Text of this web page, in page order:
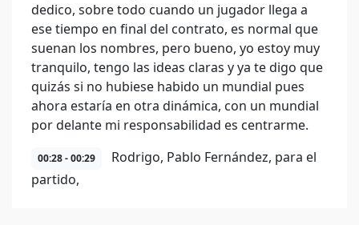
dedico, sobre todo cuando un jugador llega a
ese tiempo en final del contrato, es normal que
suenan los nombres, pero bueno, yo estoy muy
tranquilo, tengo las ideas claras y ya te digo que
quizás si no hubiese habido un mundial pues
ahora estaría en otra dinámica, con un mundial
por delante mi responsabilidad es centrarme.
00:28 - 00:29
Rodrigo, Pablo Fernández, para el
partido,